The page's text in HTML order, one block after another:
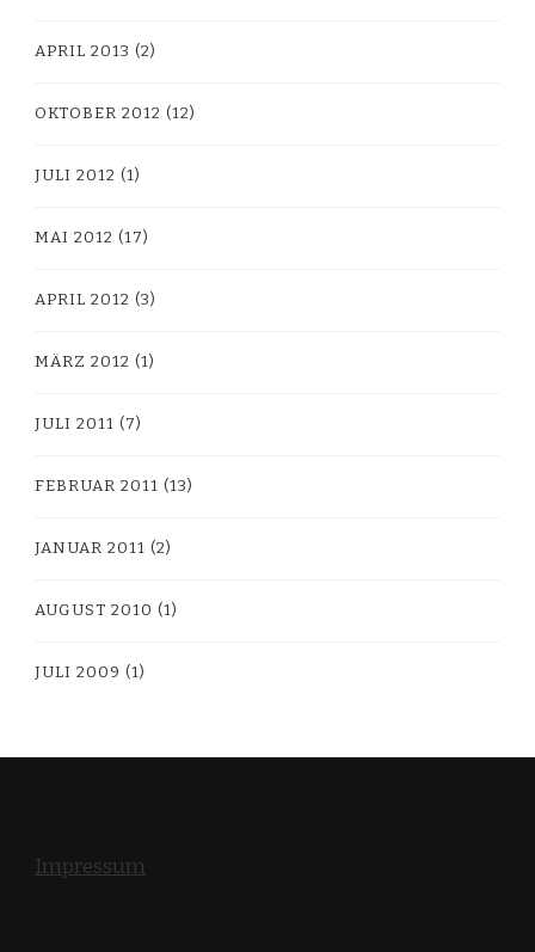
APRIL 2013 (2)
OKTOBER 2012 (12)
JULI 2012 (1)
MAI 2012 (17)
APRIL 2012 (3)
MÄRZ 2012 (1)
JULI 2011 (7)
FEBRUAR 2011 (13)
JANUAR 2011 (2)
AUGUST 2010 (1)
JULI 2009 (1)
Impressum